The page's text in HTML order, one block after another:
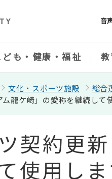
音
ども・健康・福祉
文化・スポーツ施設
総合
龍ケ崎」の愛称を継続して
契約更
使用しま